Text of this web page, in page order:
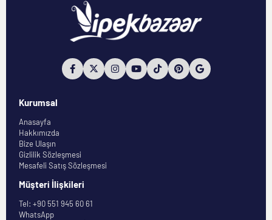
Kurumsal
Anasayfa
Hakkımızda
Bize Ulaşın
Gizlilik Sözleşmesi
Mesafeli Satış Sözleşmesi
Müşteri İlişkileri
Tel: +90 551 945 60 61
WhatsApp